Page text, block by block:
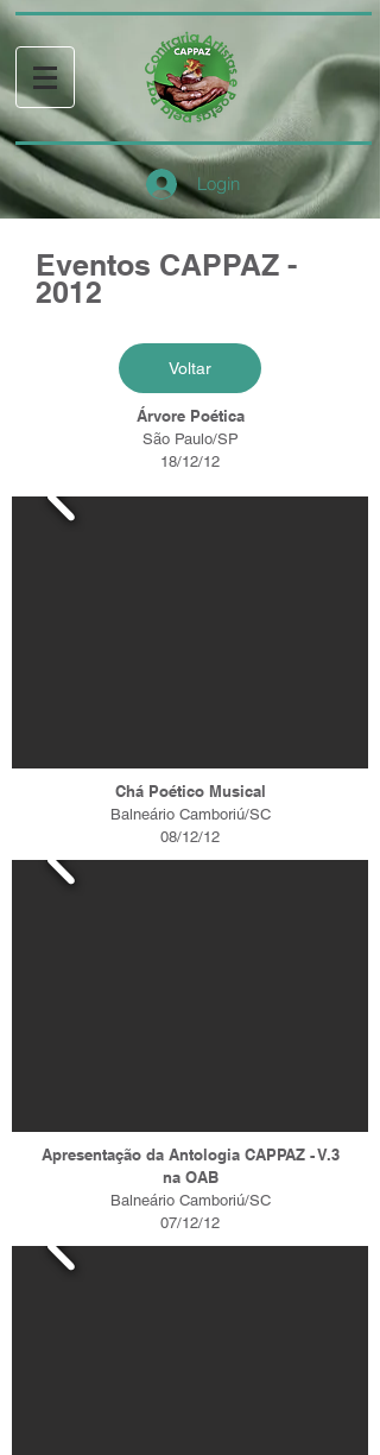
Login
Eventos CAPPAZ -
2012
Voltar
Árvore Poética
São Paulo/SP
18/12/12
Chá Poético Musical
Balneário Camboriú/SC
08/12/12
Apresentação da Antologia CAPPAZ - V.3
na OAB
Balneário Camboriú/SC
07/12/12